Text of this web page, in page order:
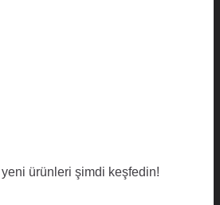
yeni ürünleri şimdi keşfedin!